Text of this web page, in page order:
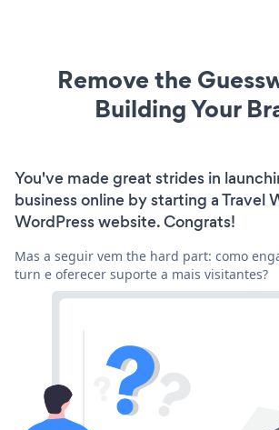
Remove the
Building Your
You've made great strides in
business online by starting a Travel
WordPress website. Congrats!
Mas a seguir vem the hard part: como
turn e oferecer suporte a mais visitantes?